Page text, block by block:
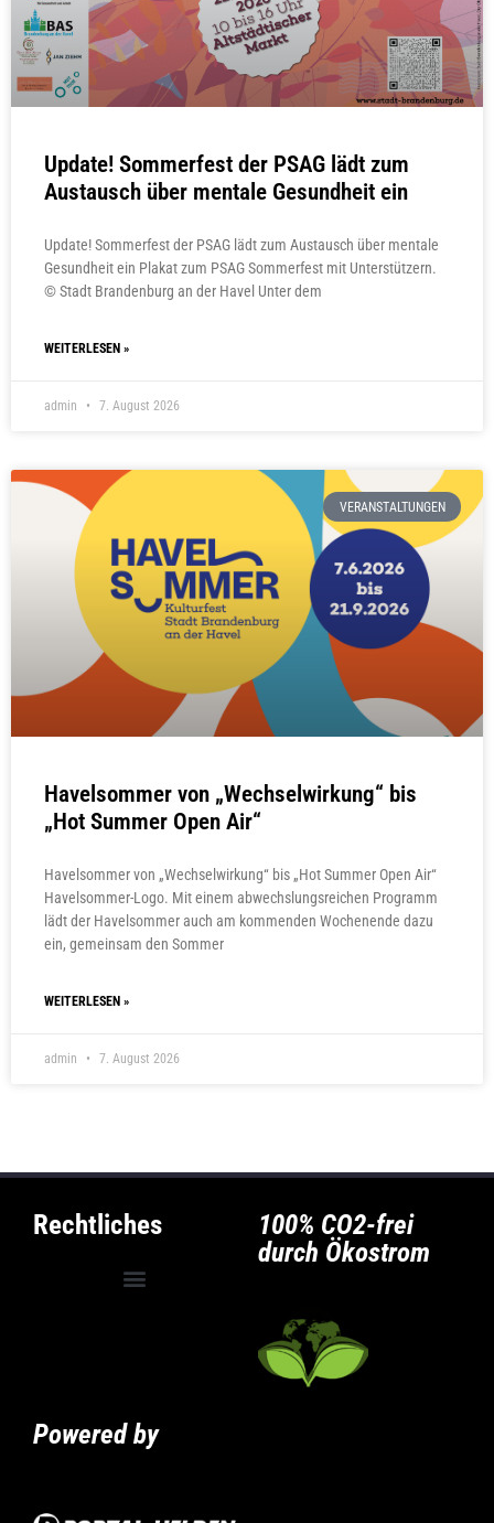
Update! Sommerfest der PSAG lädt zum
Austausch über mentale Gesundheit ein
Update! Sommerfest der PSAG lädt zum Austausch über mentale
Gesundheit ein Plakat zum PSAG Sommerfest mit Unterstützern.
© Stadt Brandenburg an der Havel Unter dem
WEITERLESEN »
admin 7. August 2026
VERANSTALTUNGEN
Havelsommer von „Wechselwirkung“ bis
„Hot Summer Open Air“
Havelsommer von „Wechselwirkung“ bis „Hot Summer Open Air“
Havelsommer-Logo. Mit einem abwechslungsreichen Programm
lädt der Havelsommer auch am kommenden Wochenende dazu
ein, gemeinsam den Sommer
WEITERLESEN »
admin 7. August 2026
Rechtliches
100% CO2-frei
durch Ökostrom
Powered by